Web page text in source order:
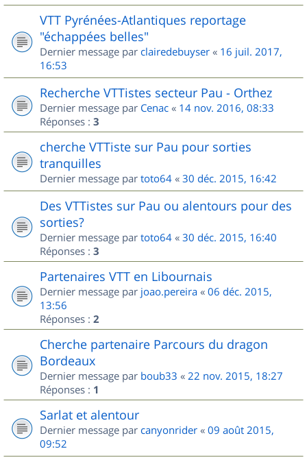
VTT Pyrénées-Atlantiques reportage
"échappées belles"
Dernier message par clairedebuyser « 16 juil. 2017,
16:53
Recherche VTTistes secteur Pau - Orthez
Dernier message par Cenac « 14 nov. 2016, 08:33
Réponses : 3
cherche VTTiste sur Pau pour sorties
tranquilles
Dernier message par toto64 « 30 déc. 2015, 16:42
Des VTTistes sur Pau ou alentours pour des
sorties?
Dernier message par toto64 « 30 déc. 2015, 16:40
Réponses : 3
Partenaires VTT en Libournais
Dernier message par joao.pereira « 06 déc. 2015,
13:56
Réponses : 2
Cherche partenaire Parcours du dragon
Bordeaux
Dernier message par boub33 « 22 nov. 2015, 18:27
Réponses : 1
Sarlat et alentour
Dernier message par canyonrider « 09 août 2015,
09:52